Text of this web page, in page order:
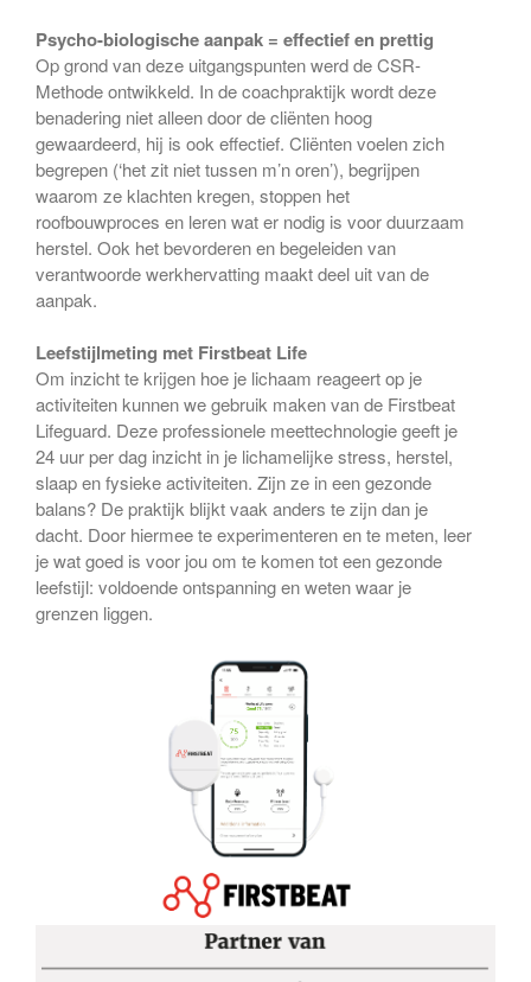
Psycho-biologische aanpak = effectief en prettig
Op grond van deze uitgangspunten werd de CSR-
Methode ontwikkeld. In de coachpraktijk wordt deze
benadering niet alleen door de cliënten hoog
gewaardeerd, hij is ook effectief. Cliënten voelen zich
begrepen (‘het zit niet tussen m’n oren’), begrijpen
waarom ze klachten kregen, stoppen het
roofbouwproces en leren wat er nodig is voor duurzaam
herstel. Ook het bevorderen en begeleiden van
verantwoorde werkhervatting maakt deel uit van de
aanpak.
Leefstijlmeting met Firstbeat Life
Om inzicht te krijgen hoe je lichaam reageert op je
activiteiten kunnen we gebruik maken van de Firstbeat
Lifeguard. Deze professionele meettechnologie geeft je
24 uur per dag inzicht in je lichamelijke stress, herstel,
slaap en fysieke activiteiten. Zijn ze in een gezonde
balans? De praktijk blijkt vaak anders te zijn dan je
dacht. Door hiermee te experimenteren en te meten, leer
je wat goed is voor jou om te komen tot een gezonde
leefstijl: voldoende ontspanning en weten waar je
grenzen liggen.